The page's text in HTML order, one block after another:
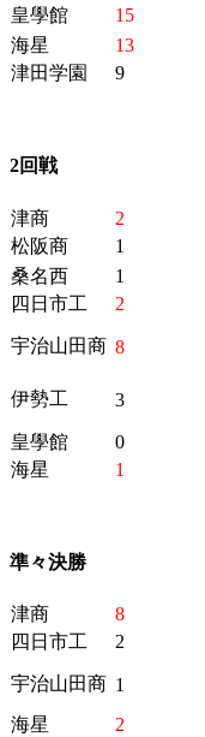
皇學館
15
海星
13
津田学園
9
2回戦
津商 2
松阪商
1
桑名西
1
四日市工
2
宇治山田商 8
伊勢工 3
皇學館 0
海星
1
準々決勝
津商 8
四日市工
2
宇治山田商 1
海星
2